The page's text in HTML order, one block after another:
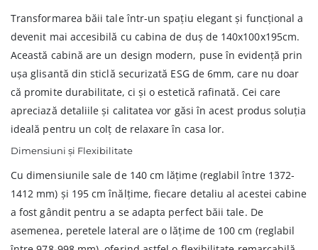
Transformarea băii tale într-un spațiu elegant și funcțional a
devenit mai accesibilă cu cabina de duș de 140x100x195cm.
Această cabină are un design modern, puse în evidență prin
ușa glisantă din sticlă securizată ESG de 6mm, care nu doar
că promite durabilitate, ci și o estetică rafinată. Cei care
apreciază detaliile și calitatea vor găsi în acest produs soluția
ideală pentru un colț de relaxare în casa lor.
Dimensiuni și Flexibilitate
Cu dimensiunile sale de 140 cm lățime (reglabil între 1372-
1412 mm) și 195 cm înălțime, fiecare detaliu al acestei cabine
a fost gândit pentru a se adapta perfect băii tale. De
asemenea, peretele lateral are o lățime de 100 cm (reglabil